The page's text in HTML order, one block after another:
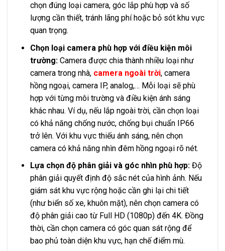
chọn đúng loại camera, góc lắp phù hợp và số
lượng cần thiết, tránh lãng phí hoặc bỏ sót khu vực
quan trọng.
Chọn loại camera phù hợp với điều kiện môi
trường:Camera được chia thành nhiều loại như
camera trong nhà, camera ngoài trời, camera
hồng ngoại, camera IP, analog,… Mỗi loại sẽ phù
hợp với từng môi trường và điều kiện ánh sáng
khác nhau. Ví dụ, nếu lắp ngoài trời, cần chọn loại
có khả năng chống nước, chống bụi chuẩn IP66
trở lên. Với khu vực thiếu ánh sáng, nên chọn
camera có khả năng nhìn đêm hồng ngoại rõ nét.
Lựa chọn độ phân giải và góc nhìn phù hợp:Độ
phân giải quyết định độ sắc nét của hình ảnh. Nếu
giám sát khu vực rộng hoặc cần ghi lại chi tiết
(như biển số xe, khuôn mặt), nên chọn camera có
độ phân giải cao từ Full HD (1080p) đến 4K. Đồng
thời, cần chọn camera có góc quan sát rộng để
bao phủ toàn diện khu vực, hạn chế điểm mù.